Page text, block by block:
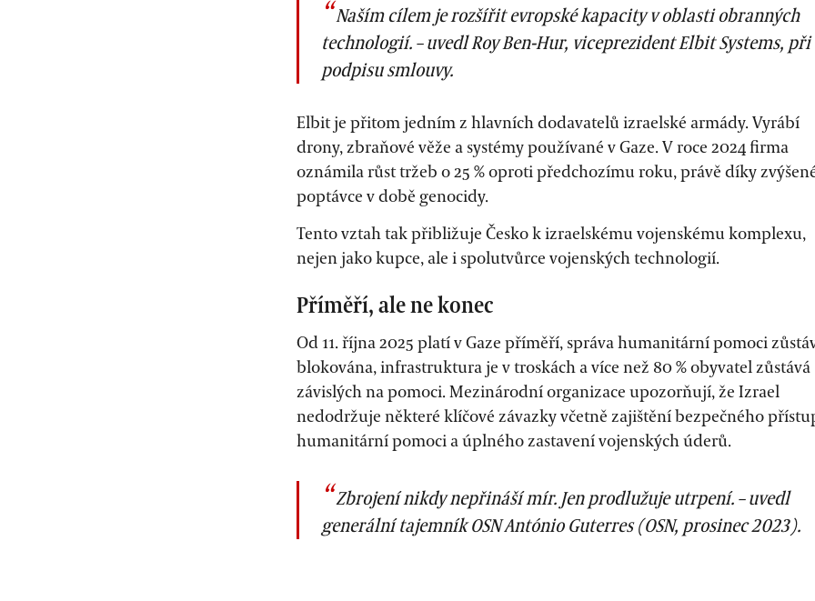
Naším cílem je rozšířit evropské kapacity v oblasti obranných
technologií. – uvedl Roy Ben-Hur, viceprezident Elbit Systems, při
podpisu smlouvy.
Elbit je přitom jedním z hlavních dodavatelů izraelské armády. Vyrábí
drony, zbraňové věže a systémy používané v Gaze. V roce 2024 firma
oznámila růst tržeb o 25 % oproti předchozímu roku, právě díky
poptávce v době genocidy.
Tento vztah tak přibližuje Česko k izraelskému vojenskému komplexu,
nejen jako kupce, ale i spolutvůrce vojenských technologií.
Příměří, ale ne konec
Od 11. října 2025 platí v Gaze příměří, správa humanitární pomoci
blokována, infrastruktura je v troskách a více než 80 % obyvatel zůstává
závislých na pomoci. Mezinárodní organizace upozorňují, že Izrael
nedodržuje některé klíčové závazky včetně zajištění bezpečného
humanitární pomoci a úplného zastavení vojenských úderů.
Zbrojení nikdy nepřináší mír. Jen prodlužuje utrpení. – uvedl
generální tajemník OSN António Guterres (OSN, prosinec 2023).